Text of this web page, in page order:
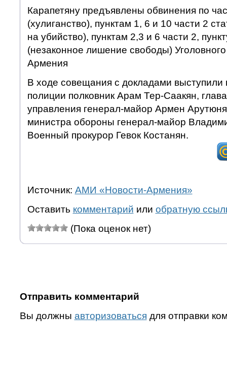
Карапетяну предъявлены обвинения по
(хулиганство), пунктам 1, 6 и 10 части 2
на убийство), пунктам 2,3 и 6 части 2,
(незаконное лишение свободы)
Армения
В ходе совещания с докладами выступили
полиции полковник Арам Тер-Саакян,
управления генерал-майор Армен
министра обороны генерал-майор
Военный прокурор Гевок Костанян.
Источник: АМИ «Новости-Армения»
Оставить комментарий или обратную
(Пока оценок нет)
Отправить комментарий
Вы должны авторизоваться для отправки